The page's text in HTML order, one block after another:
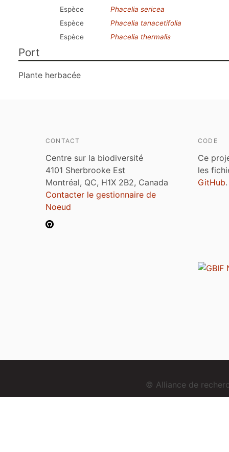
Espèce
Phacelia sericea
Espèce
Phacelia tanacetifolia
Espèce
Phacelia thermalis
Port
Plante herbacée
CONTACT
Centre sur la biodiversité
4101 Sherbrooke Est
Montréal, QC, H1X 2B2, Canada
Contacter le gestionnaire de
Noeud
CODE
Ce
les
GitHub.
© Alliance de